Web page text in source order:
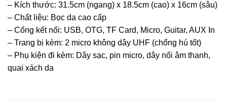
– Kích thước: 31.5cm (ngang) x 18.5cm (cao) x 16cm (sâu)
– Chất liệu: Bọc da cao cấp
– Cổng kết nối: USB, OTG, TF Card, Micro, Guitar, AUX In
– Trang bị kèm: 2 micro không dây UHF (chống hú tốt)
– Phụ kiện đi kèm: Dây sạc, pin micro, dây nối âm thanh,
quai xách da